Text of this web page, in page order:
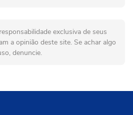
exclusiva de seus
a opinião deste site. Se achar algo
denuncie.